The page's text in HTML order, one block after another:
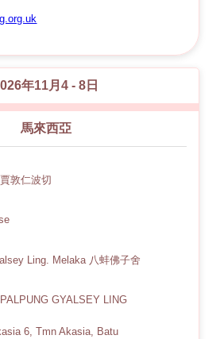
年11月4 - 8日
馬來西亞
敦仁波切
Ling. Melaka 八蚌佛子舍
GYALSEY LING
6, Tmn Akasia, Batu